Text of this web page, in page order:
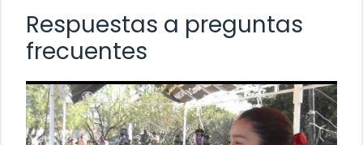
Respuestas a preguntas
frecuentes